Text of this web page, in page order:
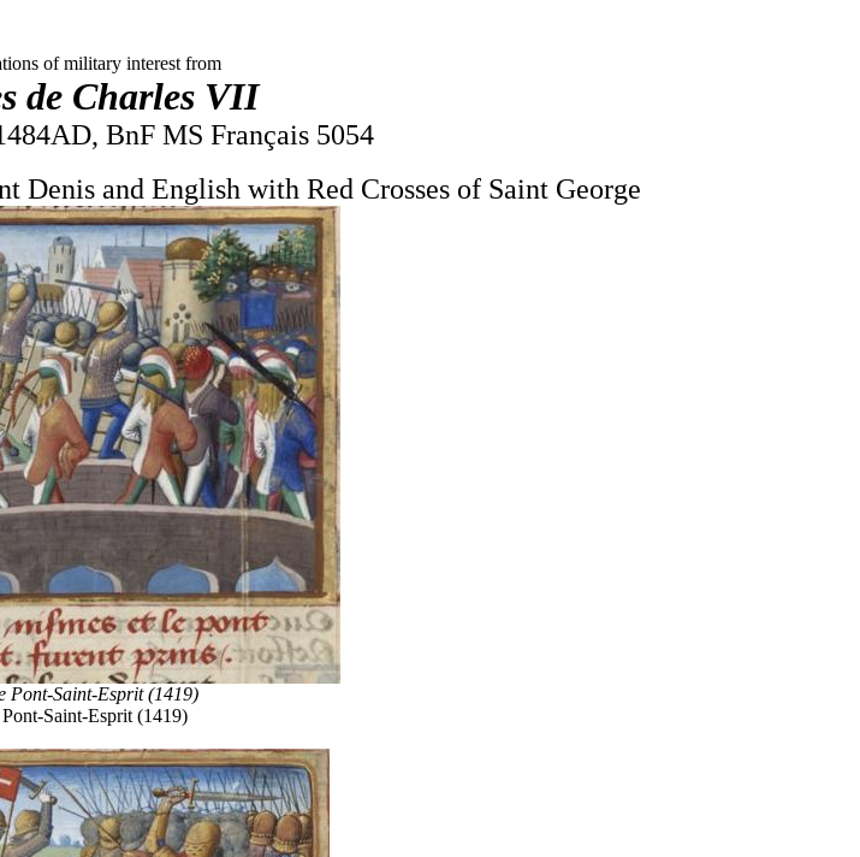
of military interest from
de Charles VII
BnF MS Français 5054
Denis and English with Red Crosses of Saint George
Pont-Saint-Esprit (1419)
Saint-Esprit (1419)